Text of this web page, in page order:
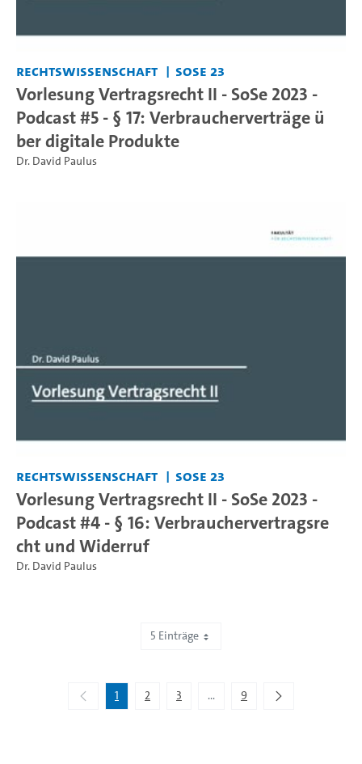
Rechtswissenschaft SoSe 23
Vorlesung Vertragsrecht II - SoSe 2023 -
Podcast #5 - § 17: Verbraucherverträge ü
ber digitale Produkte
Dr. David Paulus
Rechtswissenschaft SoSe 23
Vorlesung Vertragsrecht II - SoSe 2023 -
Podcast #4 - § 16: Verbrauchervertragsre
cht und Widerruf
Dr. David Paulus
5 Einträge
1 2 3 ...Zwischenseiten Navigieren mit
9